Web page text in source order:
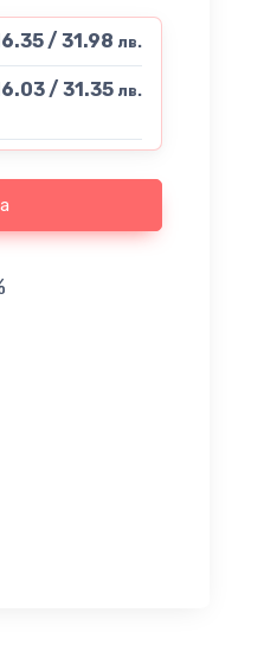
/ 31.98 лв.
/ 31.35 лв.